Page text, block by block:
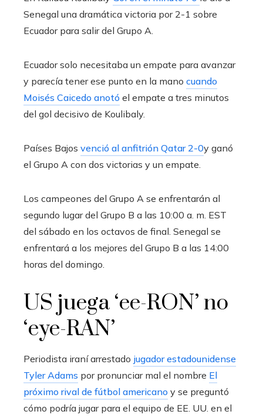
Senegal una dramática victoria por 2-1 sobre
Ecuador para salir del Grupo A.
Ecuador solo necesitaba un empate para avanzar
y parecía tener ese punto en la mano cuando
Moisés Caicedo anotó el empate a tres minutos
del gol decisivo de Koulibaly.
Países Bajos venció al anfitrión Qatar 2-0y ganó
el Grupo A con dos victorias y un empate.
Los campeones del Grupo A se enfrentarán al
segundo lugar del Grupo B a las 10:00 a. m. EST
del sábado en los octavos de final. Senegal se
enfrentará a los mejores del Grupo B a las 14:00
horas del domingo.
US juega ‘ee-RON’ no
‘eye-RAN’
Periodista iraní arrestado jugador estadounidense
Tyler Adams por pronunciar mal el nombre El
próximo rival de fútbol americano y se preguntó
cómo podría jugar para el equipo de EE. UU. en el